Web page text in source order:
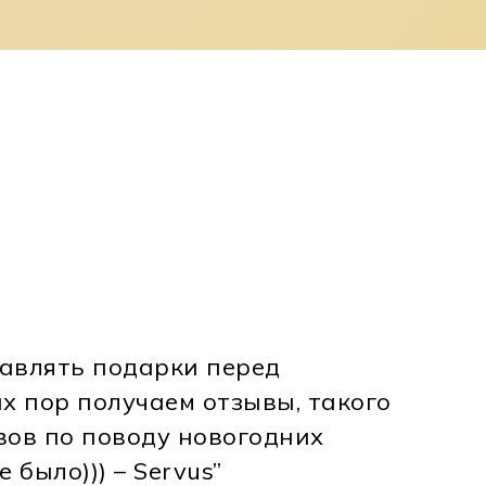
Корзина пуста.
До Магазину
подарки перед
пор получаем отзывы, такого
по поводу новогодних
было))) – Servus”